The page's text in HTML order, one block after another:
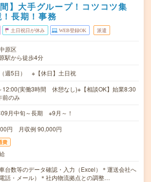
】大手グループ！コツコツ集
長期！事務
土日祝日が休み WEB登録OK 派遣
原区
駅から徒歩4分
週5日） ※【休日】土日祝
12:00(実働3時間 休憩なし)※【相談OK】始業8:30
のみ
月中旬～長期 ※9月～！
円 月収例 90,000円
費
台数等のデータ確認・入力（Excel）＊運送会社へ
話・メール）＊社内物流拠点との調整…